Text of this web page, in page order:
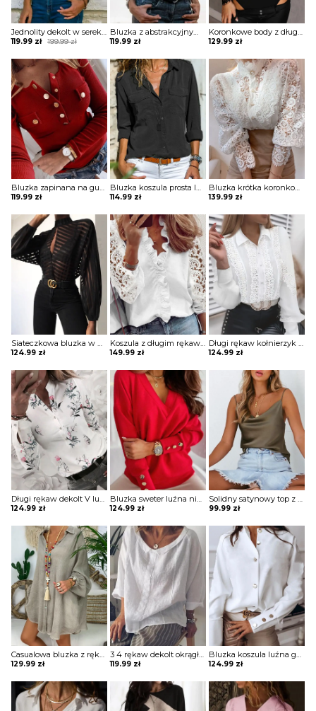
Jednolity dekolt w serek bez rękawów casual tops bluzka Porsha
199.99zł
Original
was:
199.99 zł.
119.99 zł
Current
is:
119.99 zł.
Bluzka z abstrakcyjnym nadrukiem na suwak Kim
119.99 zł
Koronkowe body z długimi rękawami Shasta
129.99 zł
Bluzka zapinana na guziki z długim rękawem Dimitrijka
119.99 zł
Bluzka koszula prosta luźna na guziki kołnierz długi prosty rękaw mankiet kieszenie Veva
114.99 zł
Bluzka krótka koronkowa bez dekoltu na guziki golf długie bufiaste prześwitujące koronkowe rękawy Clair
139.99 zł
Siateczkowa bluzka w paski z dziurką przodu Zoia
124.99 zł
Koszula z długim rękawem w jednolitym kolorze koronką i falbaną bluzka Mona
149.99 zł
Długi rękaw kołnierzyk rozpinana guziki koronka pasy bluzka elegancka impreza do pracy koszula bluzka Maxima
124.99 zł
Długi rękaw dekolt V luźna guziki kwiaty grafika mankiety na co dzień koszula top bluzka Dannie
124.99 zł
Bluzka sweter luźna niewielki V dekolt długie luźne rękawy odzobne guziki Gunmala
124.99 zł
Solidny satynowy top z dekoltem w szpic bluzka Neziha
99.99 zł
Casualowa bluzka z rękawami latarnią i guzikami Lies
129.99 zł
3 4 rękaw dekolt okrągły luźna jednolita bez wzoru boho casual na co dzień koszulka top bluzka Molli
119.99 zł
Bluzka koszula luźna guziki lekki V dekolt długie proste rękawy mankiet Zoulfia
124.99 zł